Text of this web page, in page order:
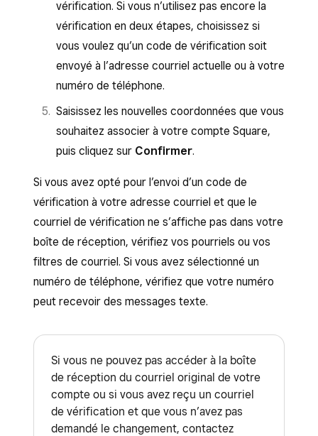
vérification. Si vous n’utilisez pas encore la
vérification en deux étapes, choisissez si
vous voulez qu’un code de vérification soit
envoyé à l’adresse courriel actuelle ou à votre
numéro de téléphone.
Saisissez les nouvelles coordonnées que vous
souhaitez associer à votre compte Square,
puis cliquez sur Confirmer.
Si vous avez opté pour l’envoi d’un code de
vérification à votre adresse courriel et que le
courriel de vérification ne s’affiche pas dans votre
boîte de réception, vérifiez vos pourriels ou vos
filtres de courriel. Si vous avez sélectionné un
numéro de téléphone, vérifiez que votre numéro
peut recevoir des messages texte.
Si vous ne pouvez pas accéder à la boîte
de réception du courriel original de votre
compte ou si vous avez reçu un courriel
de vérification et que vous n’avez pas
demandé le changement, contactez